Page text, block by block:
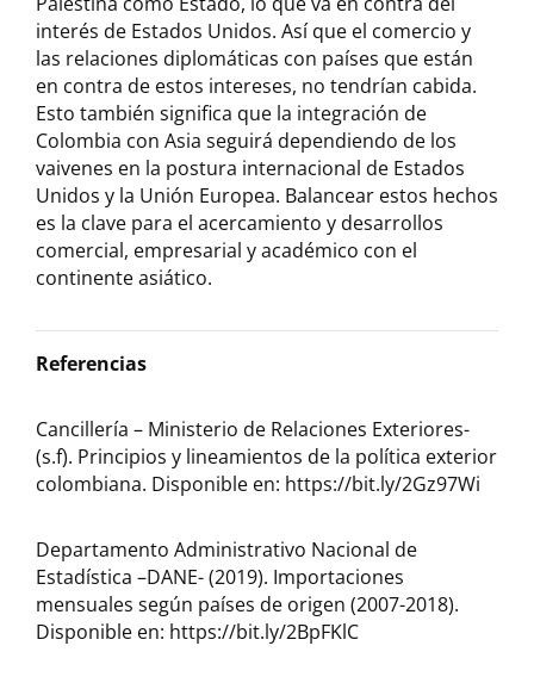
interés de Estados Unidos. Así que el comercio y
las relaciones diplomáticas con países que están
en contra de estos intereses, no tendrían cabida.
Esto también significa que la integración de
Colombia con Asia seguirá dependiendo de los
vaivenes en la postura internacional de Estados
Unidos y la Unión Europea. Balancear estos hechos
es la clave para el acercamiento y desarrollos
comercial, empresarial y académico con el
continente asiático.
Referencias
Cancillería – Ministerio de Relaciones Exteriores-
(s.f). Principios y lineamientos de la política exterior
colombiana. Disponible en: https://bit.ly/2Gz97Wi
Departamento Administrativo Nacional de
Estadística –DANE- (2019). Importaciones
mensuales según países de origen (2007-2018).
Disponible en: https://bit.ly/2BpFKlC